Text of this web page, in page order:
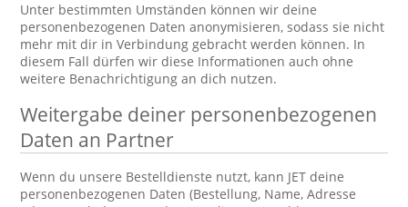
Unter bestimmten Umständen können wir deine
personenbezogenen Daten anonymisieren, sodass sie nicht
mehr mit dir in Verbindung gebracht werden können. In
diesem Fall dürfen wir diese Informationen auch ohne
weitere Benachrichtigung an dich nutzen.
Weitergabe deiner personenbezogenen
Daten an Partner
Wenn du unsere Bestelldienste nutzt, kann JET deine
personenbezogenen Daten (Bestellung, Name, Adresse